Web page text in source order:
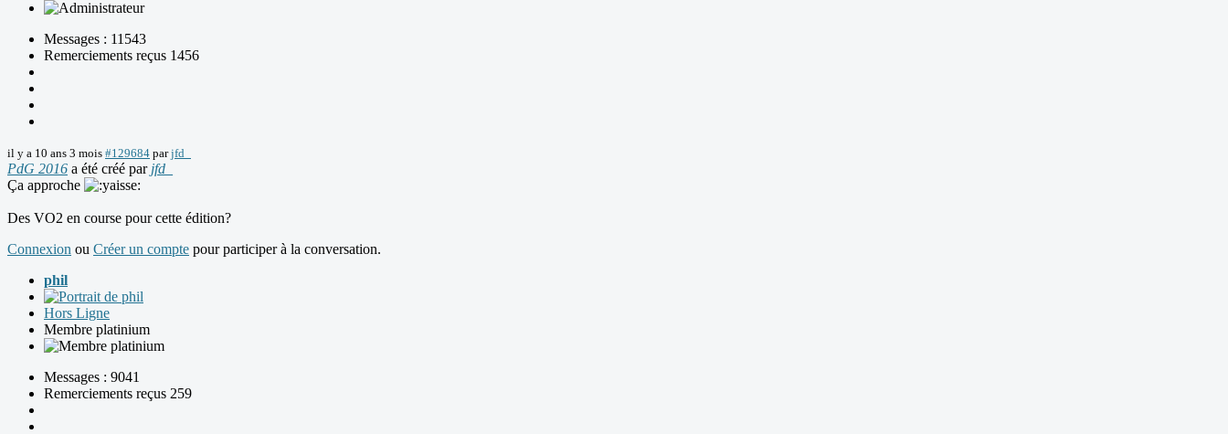
Messages : 11543
Remerciements reçus 1456
il y a 10 ans 3 mois #129684 parjfd_
PdG 2016 a été créé par jfd_
Ça approche
Des VO2 en course pour cette édition?
Connexion ou Créer un compte pour participer à la conversation.
phil
Hors Ligne
Membre platinium
Messages : 9041
Remerciements reçus 259